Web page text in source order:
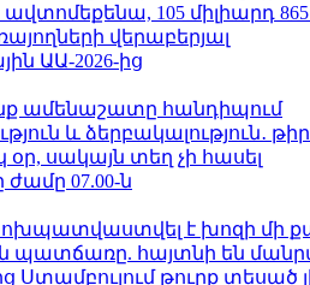
105 միլիարդ
վերաբերյալ
ԱԱ-2026-ից
ամենաշատը հանդիպում
և ձերբակալություն․
սակայն տեղ չի հասել
ժամը 07.00-ն
է խոզի մի
պատճառը. հայտնի են
թուրք տեսած